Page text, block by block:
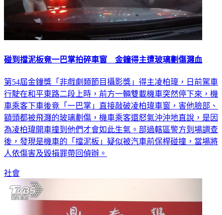
碰到擋泥板竟一巴掌拍碎車窗 金鐘得主遭玻璃劃傷濺血
第54屆金鐘獎「非戲劇類節目攝影獎」得主凌柏瑋，日前駕車
行駛在和平東路二段上時，前方一輛雙載機車突然停下來，機
車乘客下車後竟「一巴掌」直接敲破凌柏瑋車窗，害他臉部、
額頭都被飛濺的玻璃劃傷，機車乘客還怒氣沖沖地直說，是因
為凌柏瑋開車撞到他們才會如此生氣。部過轄區警方到場調查
後，發現是機車的「擋泥板」疑似被汽車前保桿碰撞，當場將
人依傷害及毀損罪帶回偵辦。
社會